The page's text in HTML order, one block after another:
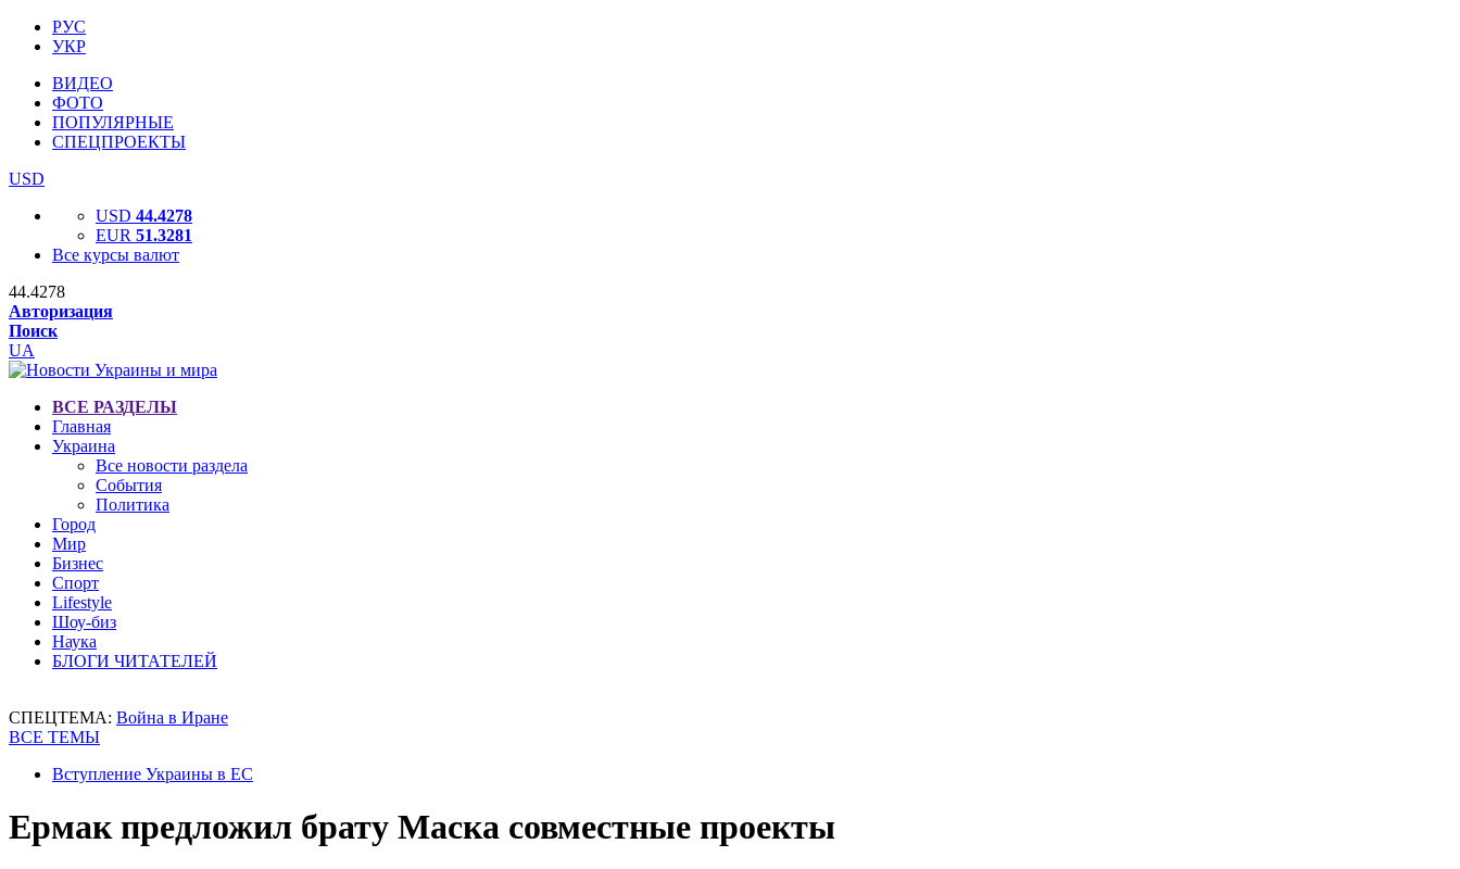
РУС
УКР
ВИДЕО
ФОТО
ПОПУЛЯРНЫЕ
СПЕЦПРОЕКТЫ
USD
USD 44.4278
EUR 51.3281
Все курсы валют
44.4278
Авторизация
Поиск
UA
ВСЕ РАЗДЕЛЫ
Главная
Украина
Все новости раздела
События
Политика
Город
Мир
Бизнес
Спорт
Lifestyle
Шоу-биз
Наука
БЛОГИ ЧИТАТЕЛЕЙ
СПЕЦТЕМА: Война в Иране
ВСЕ ТЕМЫ
Вступление Украины в ЕС
Ермак предложил брату Маска совместные проекты